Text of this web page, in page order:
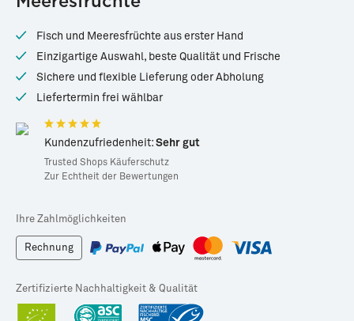
Fisch und Meeresfrüchte aus erster Hand
Einzigartige Auswahl, beste Qualität und Frische
Sichere und flexible Lieferung oder Abholung
Liefertermin frei wählbar
Kundenzufriedenheit: Sehr gut
Trusted Shops Käuferschutz
Zur Echtheit der Bewertungen
Ihre Zahlmöglichkeiten
Rechnung
Zertifizierte Nachhaltigkeit & Qualität